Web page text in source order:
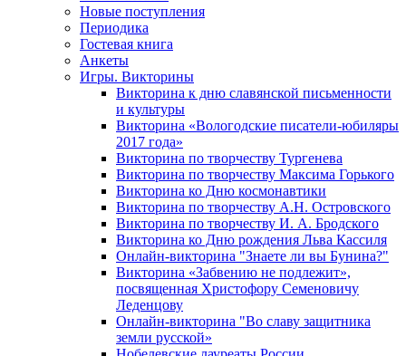
Новые поступления
Периодика
Гостевая книга
Анкеты
Игры. Викторины
Викторина к дню славянской письменности
и культуры
Викторина «Вологодские писатели-юбиляры
2017 года»
Викторина по творчеству Тургенева
Викторина по творчеству Максима Горького
Викторина ко Дню космонавтики
Викторина по творчеству А.Н. Островского
Викторина по творчеству И. А. Бродского
Викторина ко Дню рождения Льва Кассиля
Онлайн-викторина "Знаете ли вы Бунина?"
Викторина «Забвению не подлежит»,
посвященная Христофору Семеновичу
Леденцову
Онлайн-викторина "Во славу защитника
земли русской»